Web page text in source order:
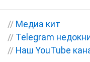
// Медиа кит
// Telegram
// Наш YouTube